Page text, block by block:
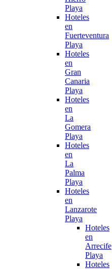
Playa
Hoteles
en
Fuerteventura
Playa
Hoteles
en
Gran
Canaria
Playa
Hoteles
en
La
Gomera
Playa
Hoteles
en
La
Palma
Playa
Hoteles
en
Lanzarote
Playa
Hoteles
en
Arrecife
Playa
Hoteles